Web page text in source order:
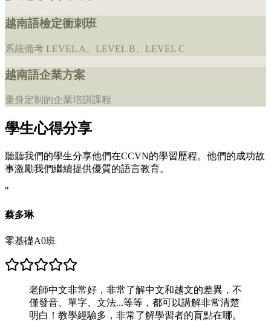
越南語檢定衝刺班
系統備考 LEVEL A、LEVEL B、LEVEL C
越南語企業方案
量身定制的企業培訓課程
學生心得分享
聽聽我們的學生分享他們在CCVN的學習歷程。他們的成功故
事激勵我們繼續提供優質的語言教育。
"
蔡多琳
零基礎A0班
老師中文非常好，非常了解中文和越文的差異，不
僅發音、單字、文法...等等，都可以講解非常清楚
明白！教學經驗多，非常了解學習者的盲點在哪。